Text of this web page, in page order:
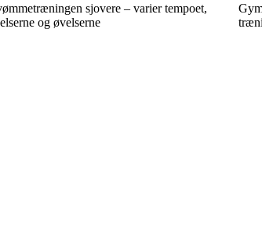
sjovere – varier tempoet,
og øvelserne